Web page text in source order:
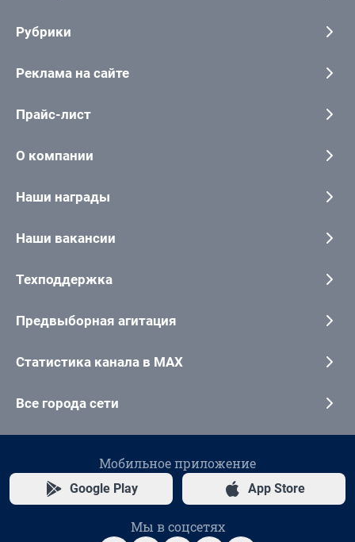
Рубрики
Реклама на сайте
Прайс-лист
О компании
Наши награды
Наши вакансии
Техподдержка
Предвыборная агитация
Статистика канала в MAX
Все города сети
Мобильное приложение
Google Play App Store
Мы в соцсетях